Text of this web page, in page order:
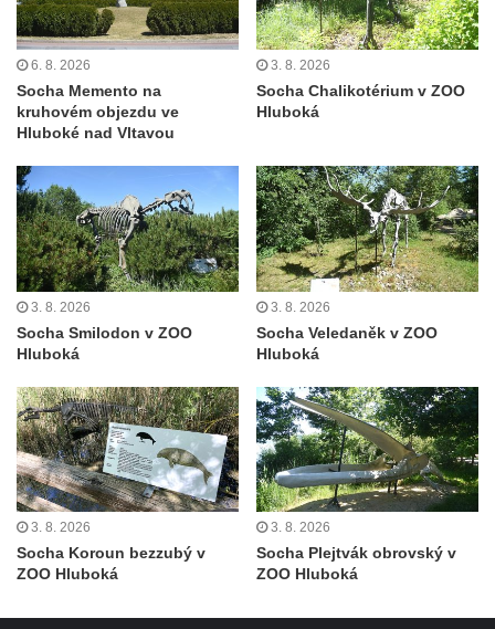
Leipzig
Socha Iásón v ZOO Leipzig
Socha Býk v ZOO Dresden
Socha krokodýla v ZOO Dresden
Socha slona v ZOO Dresden
Socha Faun s medvíďaty v ZOO Dresden
Socha divokého prasete před vstupem do
ZOO Dresden
Vltavou
Pamětní kámen revitalizace Vltavy Vraňany
– Hořín u Lužce nad Vltavou
Strom svobody a památník 100 let republiky
a 30. výročí listopadu 1989 v Hrobčicích
Boží muka v parku před domem čp. 17 v
6. 8. 2026
Socha Memento na
kruhovém objezdu ve
Hluboké nad Vltavou
3. 8. 2026
Socha Chalikotérium v ZOO
Hluboká
3. 8. 2026
Socha Smilodon v ZOO
Hluboká
3. 8. 2026
Socha Veledaněk v ZOO
Hluboká
3. 8. 2026
Socha Koroun bezzubý v
ZOO Hluboká
3. 8. 2026
Socha Plejtvák obrovský v
ZOO Hluboká